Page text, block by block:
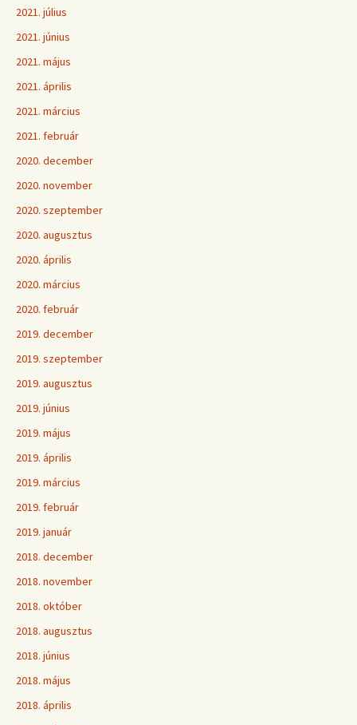
2021. július
2021. június
2021. május
2021. április
2021. március
2021. február
2020. december
2020. november
2020. szeptember
2020. augusztus
2020. április
2020. március
2020. február
2019. december
2019. szeptember
2019. augusztus
2019. június
2019. május
2019. április
2019. március
2019. február
2019. január
2018. december
2018. november
2018. október
2018. augusztus
2018. június
2018. május
2018. április